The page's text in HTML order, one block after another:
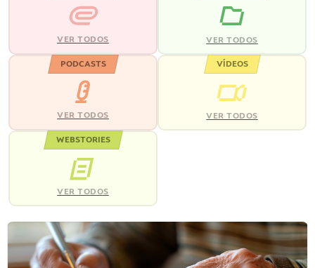
VER TODOS VER TODOS
PODCASTS
VER TODOS
VÍDEOS
VER TODOS
WEBSTORIES
VER TODOS